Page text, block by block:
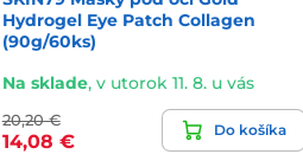
Hydrogel Eye Patch Collagen
(90g/60ks)
Na sklade, v utorok 11. 8. u vás
20,20 €
14,08 €
Do košíka